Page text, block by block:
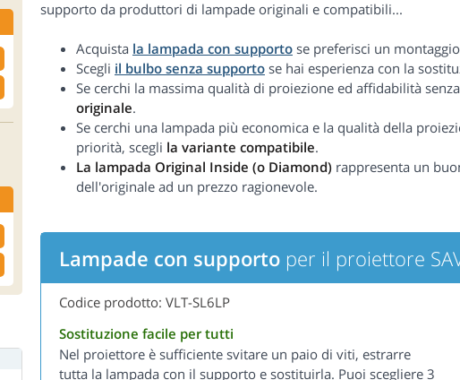
supporto da produttori di lampade originali e compatibili...
Acquista la lampada con supporto se preferisci un
Scegli il bulbo senza supporto se hai esperienza con la
Se cerchi la massima qualità di proiezione ed affidabilità
originale.
Se cerchi una lampada più economica e la qualità della
priorità, scegli la variante compatibile.
La lampada Original Inside (o Diamond) rappresenta un
dell'originale ad un prezzo ragionevole.
Lampade con supporto per il proiettore
Codice prodotto: VLT-SL6LP
Sostituzione facile per tutti
Nel proiettore è sufficiente svitare un paio di viti, estrarre
tutta la lampada con il supporto e sostituirla. Puoi scegliere 3